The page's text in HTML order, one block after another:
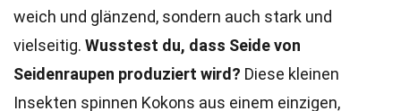
weich und glänzend, sondern auch stark und
vielseitig. Wusstest du, dass Seide von
Seidenraupen produziert wird? Diese kleinen
Insekten spinnen Kokons aus einem einzigen,